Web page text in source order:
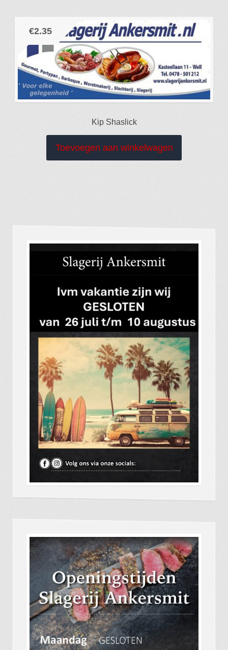
Kip Shaslick
€2.35
Toevoegen aan winkelwagen